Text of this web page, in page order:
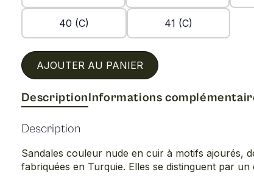
40 (C) 41 (C)
AJOUTER AU PANIER
DescriptionInformations
Description
Sandales couleur nude en cuir à motifs ajourés,
fabriquées en Turquie. Elles se distinguent par un